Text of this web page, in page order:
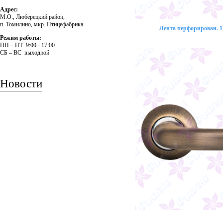
Адрес:
М.О., Люберецкий район,
п. Томилино, мкр. Птицефабрика.
Режим работы:
ПH – ПT 9:00 - 17:00
CБ – BC выходной
Новости
Лента перфорирован.